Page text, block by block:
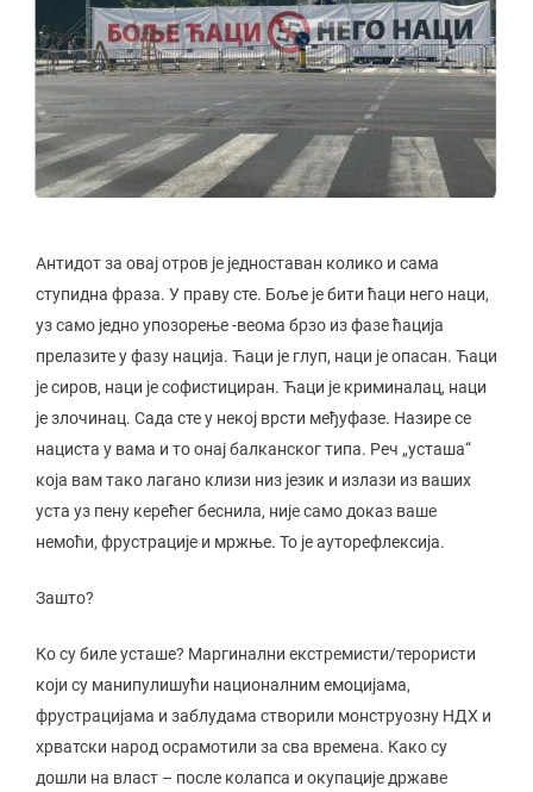
Антидот за овај отров је једноставан колико и сама
ступидна фраза. У праву сте. Боље је бити ћаци него наци,
уз само једно упозорење -веома брзо из фазе ћација
прелазите у фазу нација. Ћаци је глуп, наци је опасан. Ћаци
је сиров, наци је софистициран. Ћаци је криминалац, наци
је злочинац. Сада сте у некој врсти међуфазе. Назире се
нациста у вама и то онај балканског типа. Реч „усташа“
која вам тако лагано клизи низ језик и излази из ваших
уста уз пену керећег беснила, није само доказ ваше
немоћи, фрустрације и мржње. То је ауторефлексија.
Зашто?
Ко су биле усташе? Маргинални екстремисти/терористи
који су манипулишући националним емоцијама,
фрустрацијама и заблудама створили монструозну НДХ и
хрватски народ осрамотили за сва времена. Како су
дошли на власт – после колапса и окупације државе